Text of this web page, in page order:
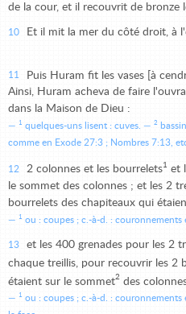
de la cour, et il recouvrit de bronze
10 Et il mit la mer du côté droit, à
11 Puis Huram fit les vases [à
Ainsi, Huram acheva de faire
dans la Maison de Dieu :
1 quelques-uns lisent : cuves. 2
comme en Exode 27:3 ; Nombres 7:13,
12 2 colonnes et les bourrelets1 et
le sommet des colonnes ; et les 2
bourrelets des chapiteaux qui
1 ou : coupes ; c.-à-d. : couronnements
13
et les 400 grenades pour les 2
chaque treillis, pour recouvrir les 2
étaient sur le sommet2 des
1 ou : coupes ; c.-à-d. : couronnements